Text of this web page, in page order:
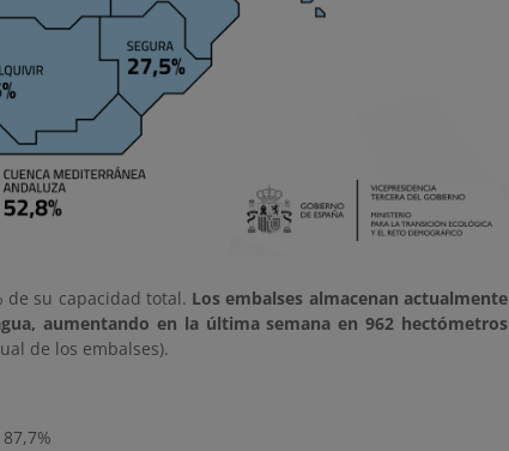
de su capacidad total. Los embalses almacenan actualmente
aumentando en la última semana en 962 hectómetros
de los embalses).